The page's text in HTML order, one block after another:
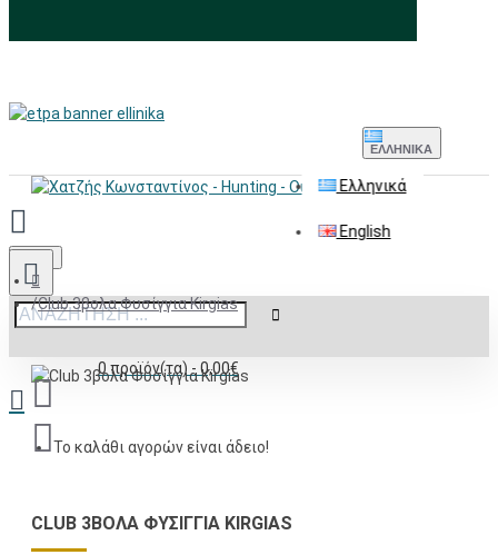
ΕΛΛΗΝΙΚΆ
Ελληνικά
English
Menu
0 προϊόν(τα) - 0,00€
Το καλάθι αγορών είναι άδειο!
Club 3βολα Φυσίγγια Kirgias
CLUB 3ΒΟΛΑ ΦΥΣΊΓΓΙΑ KIRGIAS